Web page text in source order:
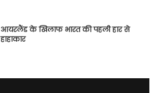
आयरलैंड के खिलाफ भारत की पहली हार से
हाहाकार